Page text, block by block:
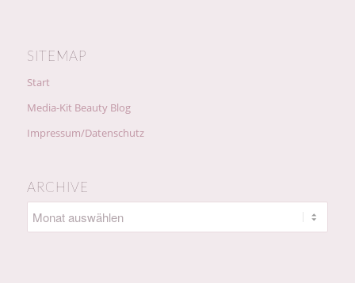
SITEMAP
Start
Media-Kit Beauty Blog
Impressum/Datenschutz
ARCHIVE